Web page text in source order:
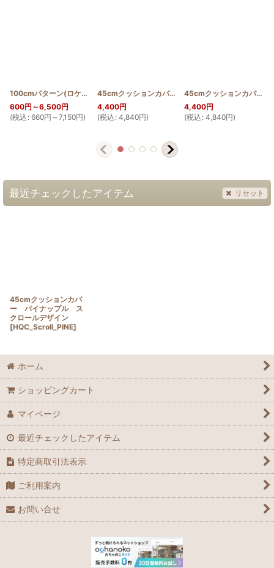
100cmパターン(ロケラニ) [PATTERN_T110_LOKE
600円 ～6,500円
(税込 : 660円 ～7,150円)
45cmクッションカバー プルメリア スクロールデザイン
4,400円
(税込 : 4,840円)
45cmクッションカバー モンステラ スクロールデザイン
4,400円
(税込 : 4,840円)
最近チェックしたアイテム リセット
45cmクッションカバ
ー パイナップル ス
クロールデザイン
[HQC_Scroll_PINE]
ホーム
ショッピングカート
マイページ
最近チェックしたアイテム
特定商取引法表示
ご利用案内
お問い合せ